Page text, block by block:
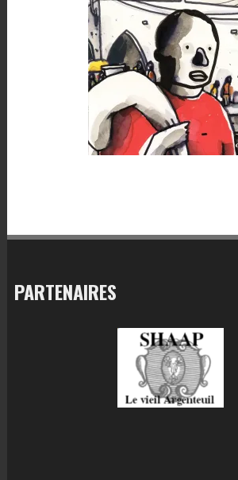
PARTENAIRES